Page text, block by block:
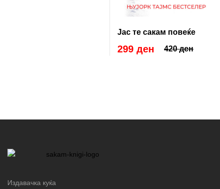
Јас те сакам повеќе
420 ден
299 ден
Издавачка куќа